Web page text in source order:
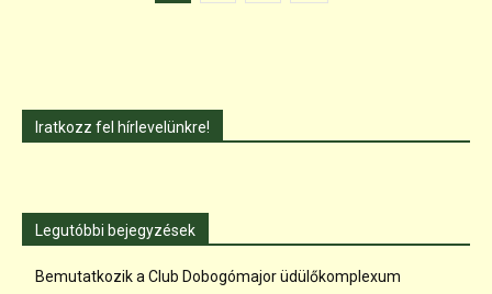
Iratkozz fel hírlevelünkre!
Legutóbbi bejegyzések
Bemutatkozik a Club Dobogómajor üdülőkomplexum